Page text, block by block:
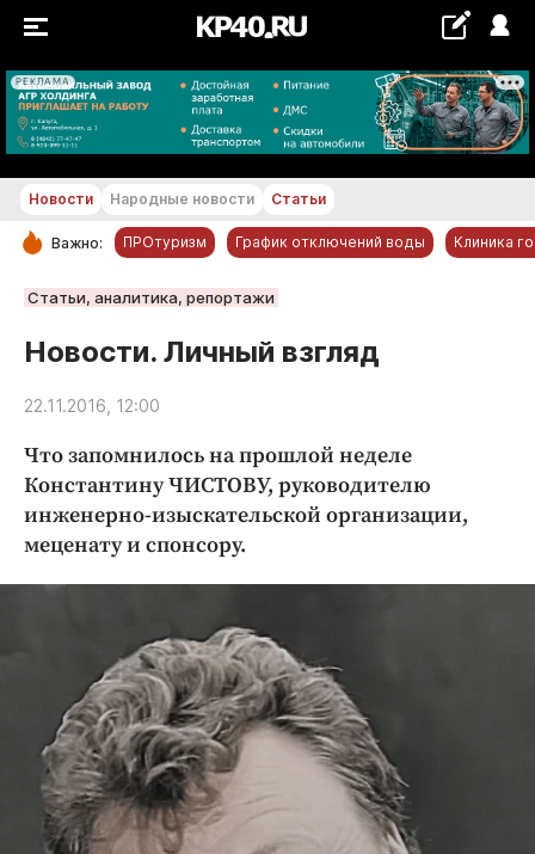
РЕКЛАМА
+22...+23 °С
РУБРИКИ
Статьи
Авто и транспорт
Благоустройство
Криминал
Культура
Недвижимость и ЖКХ
Образование
Общество
Погода
Праздники
Происшествия
Спорт
Новости Народные новости Статьи
Важно: ПРОтуризм График отключений воды Клиника
Статьи, аналитика, репортажи
Новости. Личный взгляд
22.11.2016, 12:00
Что запомнилось на прошлой неделе
Константину ЧИСТОВУ, руководителю
инженерно-изыскательской организации,
меценату и спонсору.